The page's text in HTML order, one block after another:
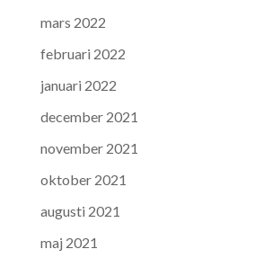
mars 2022
februari 2022
januari 2022
december 2021
november 2021
oktober 2021
augusti 2021
maj 2021